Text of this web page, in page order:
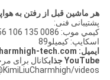
هر ماشين قبل از رفتن به هواپيما 100 درصد تست
پشتیبانی فنی:
کيمي موب: 0086 135 106 75756
اسکایپ: کیمیلو89
ایمیل: kimi@charmhigh-tech.com
YouTube جذاب
کانال برای
videos